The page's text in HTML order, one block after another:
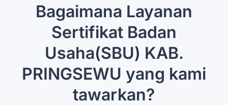
Bagaimana Layanan
Sertifikat Badan
Usaha(SBU) KAB.
PRINGSEWU yang kami
tawarkan?